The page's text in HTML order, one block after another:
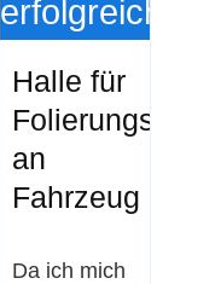
erfolgreich
Halle für
an
Fahrzeug
Da ich mich